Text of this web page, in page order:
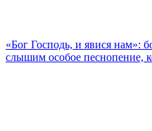
«Бог Господь, и явися нам»:
слышим особое песнопение,